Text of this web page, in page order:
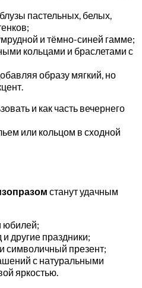
пастельных, белых,
и тёмно-синей гамме;
кольцами и браслетами с
образу мягкий, но
и как часть вечернего
или кольцом в сходной
станут удачным
юбилей;
другие праздники;
символичный презент;
с натуральными
яркостью.